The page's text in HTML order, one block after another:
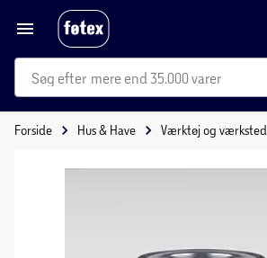
mere end 35.000 varer
Forside Hus & Have Værktøj og værksted